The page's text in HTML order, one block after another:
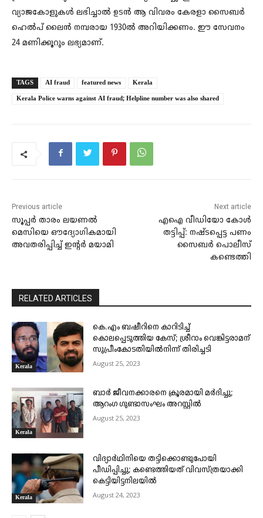
വ്യാജകോളുകള്‍ ലഭിച്ചാല്‍ ഉടന്‍ ആ വിവരം കേരളാ സൈബര്‍
ഹെല്‍പ് ലൈന്‍ നമ്പരായ 1930ല്‍ അറിയിക്കണം. ഈ സേവനം
24 മണിക്കൂറും ലഭ്യമാണ്.
TAGS AI fraud featured news
Kerala
Kerala Police warns against AI fraud; Helpline number was also shared
Previous article
സൂപ്പർ താരം ലയണൽ
മെസിയെ ഔദ്യോഗികമായി
അവതരിപ്പിച്ച് ഇൻ്റർ മയാമി
Next article
എഐ വീഡിയോ കോൾ
തട്ടിപ്പ്: നഷ്ടപ്പെട്ട പണം
സൈബർ പൊലീസ്
കണ്ടെത്തി
RELATED ARTICLES
Kerala
കെ.എം ബഷീറിനെ കാറിടിച്ച്
കൊലപ്പെടുത്തിയ കേസ്; ശ്രീറാം വെങ്കിട്ടരാമന്
സുപ്രീംകോടതിയിൽനിന്ന് തിരിച്ചടി
August 25, 2023
Kerala
ബാർ ജീവനക്കാരനെ ക്രൂരമായി മർദിച്ചു;
ആറംഗ ഗുണ്ടാസംഘം അറസ്റ്റിൽ
August 25, 2023
Kerala
വിദ്യാർഥിനിയെ തട്ടിക്കൊണ്ടുപോയി
പീഡിപ്പിച്ചു; കണ്ടെത്തിയത് വിവസ്ത്രയാക്കി
കെട്ടിയിട്ടനിലയിൽ
August 24, 2023